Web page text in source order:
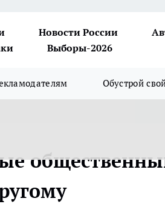
Новости России
Выборы-2026
Обустрой